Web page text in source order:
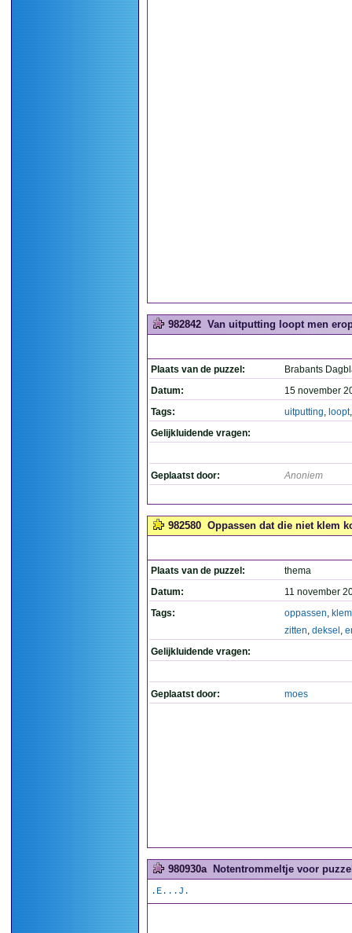
982842 Van uitputting loopt men
Plaats van de puzzel:
Brabants
Datum:
15 november
Tags:
uitputting, loopt
Gelijkluidende vragen:
Geplaatst door: Anoniem
982580 Oppassen dat die niet klem
Plaats van de puzzel:
thema
Datum:
11 november
Tags:
oppassen, klem
zitten, deksel ,
Gelijkluidende vragen:
Geplaatst door: moes
980930a Notentrommeltje voor
.E...J.